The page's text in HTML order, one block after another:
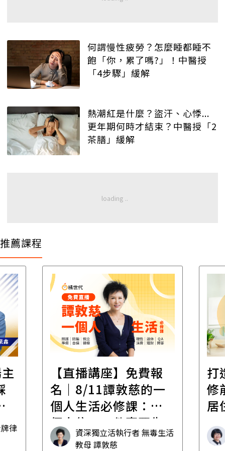
何謂慢性疲勞？怎麼睡都睡不
飽「你，累了嗎?」！中醫授
「4步驟」緩解
熱潮紅是什麼？盜汗、心悸...
更年期何時才結束？中醫授「2
茶膳」緩解
推薦課程
播講座】免費報
8/11譚敦慈的一
生活必修課：一
住，五件事要先
資深獨立活執行者 無毒生活
教母 譚敦慈
打造安心住的
修前必懂！住
居住規劃全攻
林黛羚